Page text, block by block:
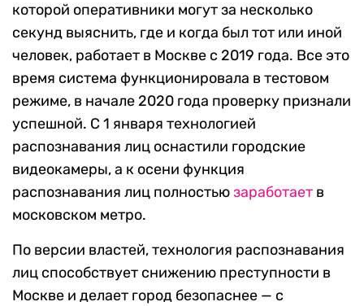
которой оперативники могут за несколько
секунд выяснить, где и когда был тот или иной
человек, работает в Москве с 2019 года. Все это
время система функционировала в тестовом
режиме, в начале 2020 года проверку признали
успешной. С 1 января технологией
распознавания лиц оснастили городские
видеокамеры, а к осени функция
распознавания лиц полностьюзаработает в
московском метро.
По версии властей, технология распознавания
лиц способствует снижению преступности в
Москве и делает город безопаснее — с